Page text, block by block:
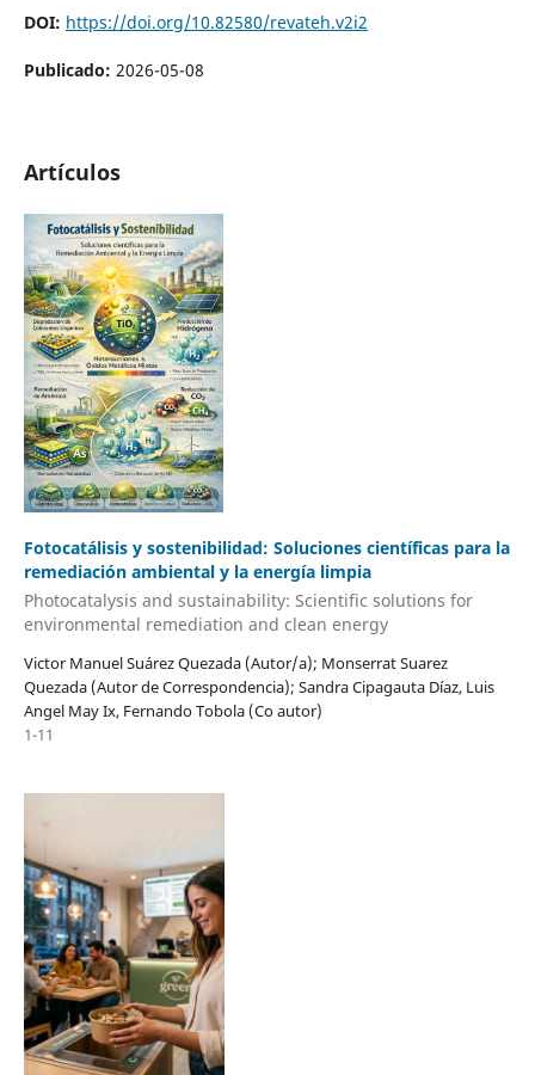
DOI: https://doi.org/10.82580/revateh.v2i2
Publicado: 2026-05-08
Artículos
Fotocatálisis y sostenibilidad: Soluciones científicas para la
remediación ambiental y la energía limpia
Photocatalysis and sustainability: Scientific solutions for
environmental remediation and clean energy
Victor Manuel Suárez Quezada (Autor/a); Monserrat Suarez
Quezada (Autor de Correspondencia); Sandra Cipagauta Díaz, Luis
Angel May Ix, Fernando Tobola (Co autor)
1-11